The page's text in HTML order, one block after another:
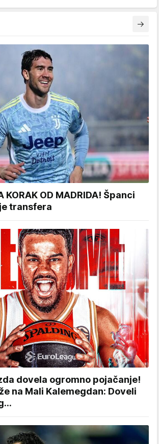
KORAK OD MADRIDA! Španci
transfera
dovela ogromno pojačanje!
na Mali Kalemegdan: Doveli